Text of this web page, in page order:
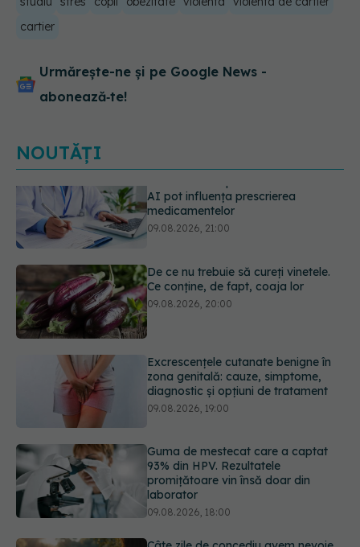
cartier
Urmărește-ne și pe Google News -
abonează‑te!
NOUTĂȚI
De ce nu trebuie să cureți vinetele.
Ce conține, de fapt, coaja lor
Excrescențele cutanate benigne în
zona genitală: cauze, simptome,
Guma de mestecat care a captat
93% din HPV. Rezultatele
promițătoare vin însă doar din
09.08.2026, 18:00
Câte zile de concediu avem nevoie
într-un an? Răspunsul oferit de un
studiu desfășurat timp de 40 de ani